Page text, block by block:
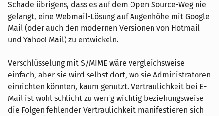
Schade übrigens, dass es auf dem Open Source-Weg nie
gelangt, eine Webmail-Lösung auf Augenhöhe mit Google
Mail (oder auch den modernen Versionen von Hotmail
und Yahoo! Mail) zu entwickeln.
Verschlüsselung mit S/MIME wäre vergleichsweise
einfach, aber sie wird selbst dort, wo sie Administratoren
einrichten könnten, kaum genutzt. Vertraulichkeit bei E-
Mail ist wohl schlicht zu wenig wichtig beziehungsweise
die Folgen fehlender Vertraulichkeit manifestieren sich